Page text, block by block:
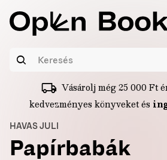
Vásárolj még25 000Ft
kedvezményes könyveket és
HAVAS JULI
Papírbabák